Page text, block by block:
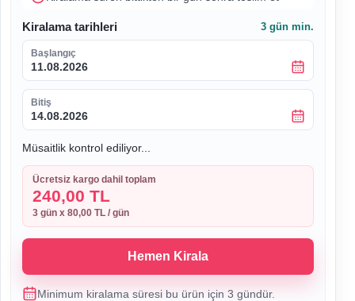
Kiralama tarihleri 3 gün min.
Başlangıç
11.08.2026
Bitiş
14.08.2026
Müsaitlik kontrol ediliyor...
Ücretsiz kargo dahil toplam
240,00 TL
3 gün x 80,00 TL / gün
Hemen Kirala
Minimum kiralama süresi bu ürün için 3 gündür.